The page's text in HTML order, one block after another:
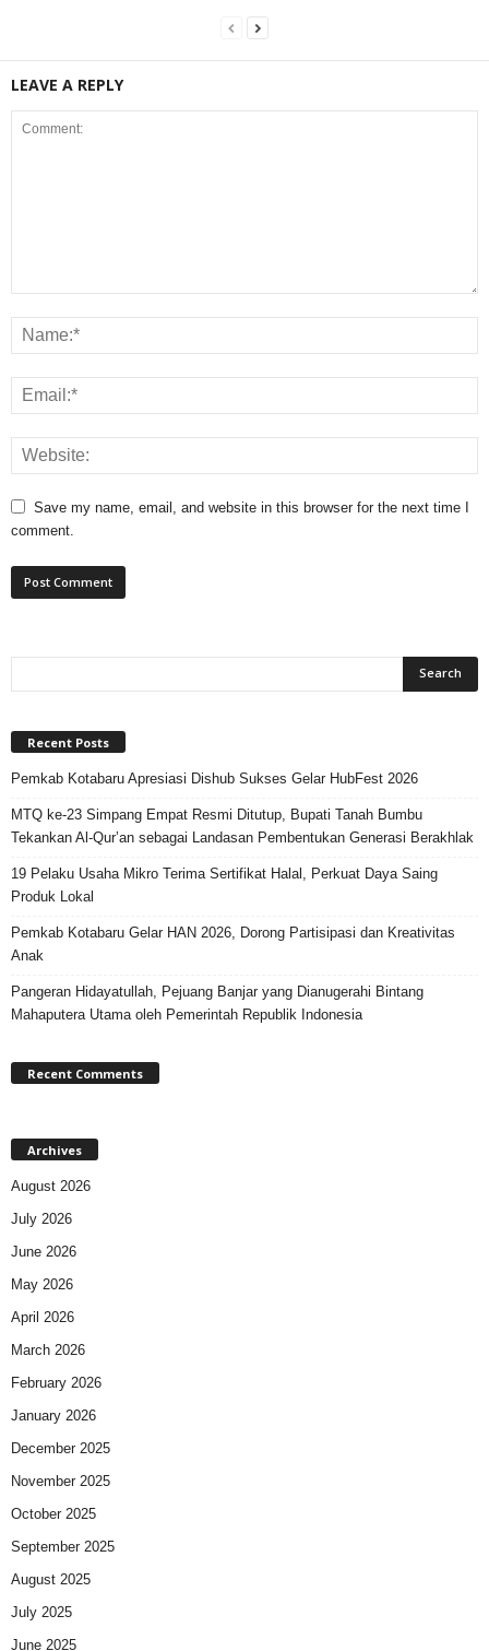
LEAVE A REPLY
Save my name, email, and website in this browser for the next time I
comment.
Recent Posts
Pemkab Kotabaru Apresiasi Dishub Sukses Gelar HubFest 2026
MTQ ke-23 Simpang Empat Resmi Ditutup, Bupati Tanah Bumbu
Tekankan Al-Qur’an sebagai Landasan Pembentukan Generasi Berakhlak
19 Pelaku Usaha Mikro Terima Sertifikat Halal, Perkuat Daya Saing
Produk Lokal
Pemkab Kotabaru Gelar HAN 2026, Dorong Partisipasi dan Kreativitas
Anak
Pangeran Hidayatullah, Pejuang Banjar yang Dianugerahi Bintang
Mahaputera Utama oleh Pemerintah Republik Indonesia
Recent Comments
Archives
August 2026
July 2026
June 2026
May 2026
April 2026
March 2026
February 2026
January 2026
December 2025
November 2025
October 2025
September 2025
August 2025
July 2025
June 2025